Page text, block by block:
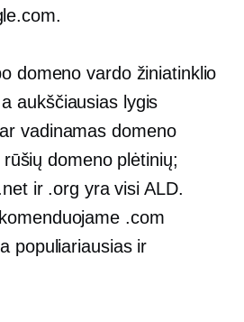
domeno vardo žiniatinklio
aaukščiausias lygis
vadinamas domeno
domeno plėtinių;
ir .org yra visi ALD.
.com
populiariausias ir